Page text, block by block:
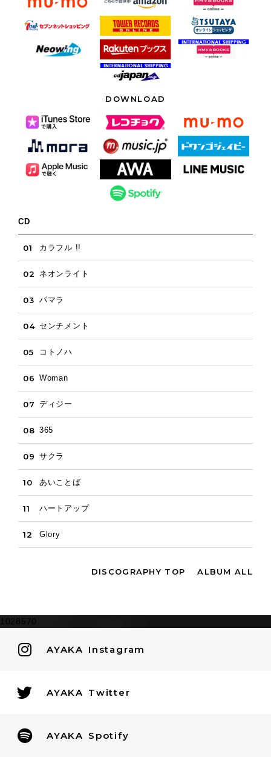
DOWNLOAD
CD
01 カラフル !!
02 ネオンライト
03 パマラ
04 センチメント
05 コトノハ
06 Woman
07 ディジー
08 365
09 サクラ
10 あいことば
11 ハートアップ
12 Glory
DISCOGRAPHY TOP ALBUM ALL
1028570
AYAKA Instagram
AYAKA Twitter
AYAKA Spotify